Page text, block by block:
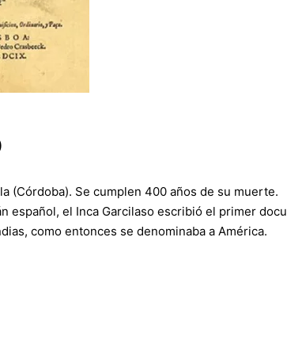
(Córdoba). Se cumplen 400 años de su muerte.
español, el Inca Garcilaso escribió el primer
como entonces se denominaba a América.